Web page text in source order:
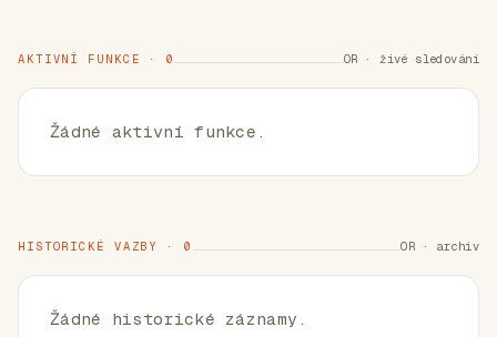
AKTIVNÍ FUNKCE · 0 OR · živé sledování
Žádné aktivní funkce.
HISTORICKÉ VAZBY · 0 OR · archiv
Žádné historické záznamy.